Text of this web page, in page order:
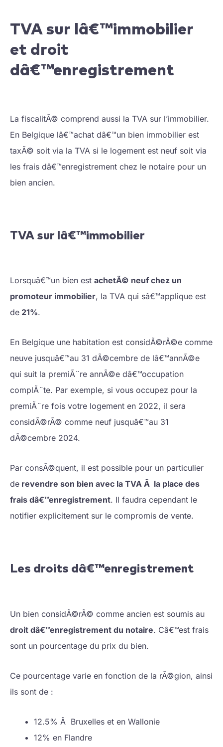
TVA sur lâ€™immobilier
et droit
dâ€™enregistrement
La fiscalitÃ© comprend aussi la TVA sur l’immobilier.
En Belgique lâ€™achat dâ€™un bien immobilier est
taxÃ© soit via la TVA si le logement est neuf soit via
les frais dâ€™enregistrement chez le notaire pour un
bien ancien.
TVA sur lâ€™immobilier
Lorsquâ€™un bien est achetÃ© neuf chez un
promoteur immobilier, la TVA qui sâ€™applique est
de 21%.
En Belgique une habitation est considÃ©rÃ©e comme
neuve jusquâ€™au 31 dÃ©cembre de lâ€™annÃ©e
qui suit la premiÃ¨re annÃ©e dâ€™occupation
complÃ¨te. Par exemple, si vous occupez pour la
premiÃ¨re fois votre logement en 2022, il sera
considÃ©rÃ© comme neuf jusquâ€™au 31
dÃ©cembre 2024.
Par consÃ©quent, il est possible pour un particulier
de revendre son bien avec la TVA Ã la place des
frais dâ€™enregistrement. Il faudra cependant le
notifier explicitement sur le compromis de vente.
Les droits dâ€™enregistrement
Un bien considÃ©rÃ© comme ancien est soumis au
droit dâ€™enregistrement du notaire. Câ€™est frais
sont un pourcentage du prix du bien.
Ce pourcentage varie en fonction de la rÃ©gion, ainsi
ils sont de :
12.5% Ã Bruxelles et en Wallonie
12% en Flandre